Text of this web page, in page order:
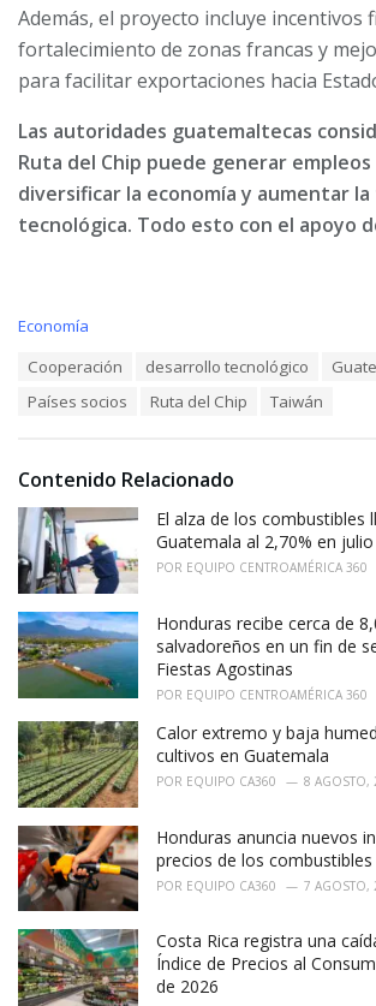
Además, el proyecto incluye incentivos
fortalecimiento de zonas francas y
para facilitar exportaciones hacia
Las autoridades guatemaltecas
Ruta del Chip puede generar
diversificar la economía y aumentar
tecnológica. Todo esto con el apoyo
C
i
s
:
Economía
Cooperación desarrollo tecnológico
Países socios
Ruta del Chip Taiwán
Contenido Relacionado
El alza de los combustibles
Guatemala al 2,70% en julio
POR EQUIPO CENTROAMÉRICA 360
Honduras recibe cerca de
salvadoreños en un fin de
Fiestas Agostinas
POR EQUIPO CENTROAMÉRICA 360
Calor extremo y baja
cultivos en Guatemala
POR EQUIPO CA360 8 AGOSTO,
Honduras anuncia nuevos
precios de los combustibles
POR EQUIPO CA360 7 AGOSTO,
Costa Rica registra una
Índice de Precios al
de 2026